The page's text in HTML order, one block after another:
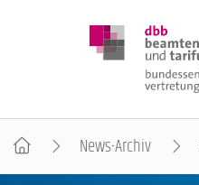
News-Archiv